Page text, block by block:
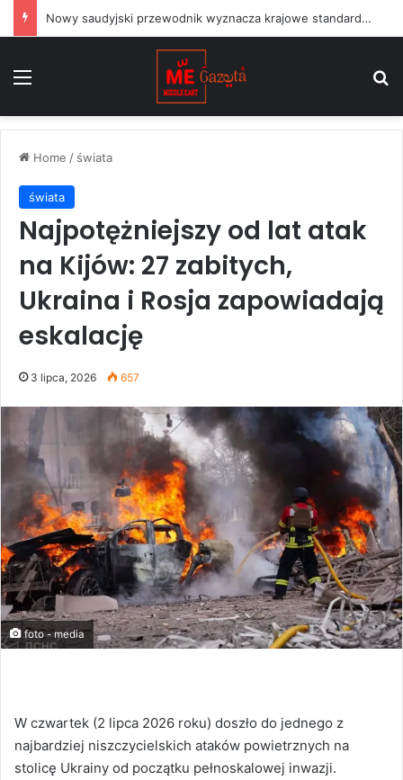
Nowy saudyjski przewodnik wyznacza krajowe standardy dla projektów sztuki publicznej
Home / świata
świata
Najpotężniejszy od lat atak
na Kijów: 27 zabitych,
Ukraina i Rosja zapowiadają
eskalację
3 lipca, 2026 657
foto - media
W czwartek (2 lipca 2026 roku) doszło do jednego z
najbardziej niszczycielskich ataków powietrznych na
stolicę Ukrainy od początku pełnoskalowej inwazji.